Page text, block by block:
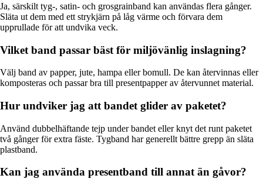
Ja, särskilt tyg-, satin- och grosgrainband kan användas flera gånger.
Släta ut dem med ett strykjärn på låg värme och förvara dem
upprullade för att undvika veck.
Vilket band passar bäst för miljövänlig inslagning?
Välj band av papper, jute, hampa eller bomull. De kan återvinnas eller
komposteras och passar bra till presentpapper av återvunnet material.
Hur undviker jag att bandet glider av paketet?
Använd dubbelhäftande tejp under bandet eller knyt det runt paketet
två gånger för extra fäste. Tygband har generellt bättre grepp än släta
plastband.
Kan jag använda presentband till annat än gåvor?